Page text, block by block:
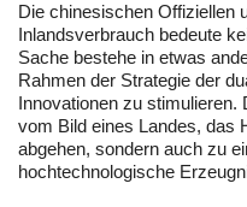
Die chinesischen Offiziellen
Inlandsverbrauch bedeute
Sache bestehe in etwas
Rahmen der Strategie der
Innovationen zu
vom Bild eines Landes, das
abgehen, sondern auch zu
hochtechnologische